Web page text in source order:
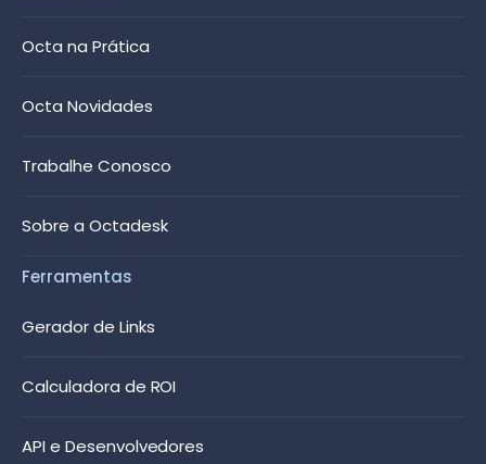
Octa na Prática
Octa Novidades
Trabalhe Conosco
Sobre a Octadesk
Ferramentas
Gerador de Links
Calculadora de ROI
API e Desenvolvedores